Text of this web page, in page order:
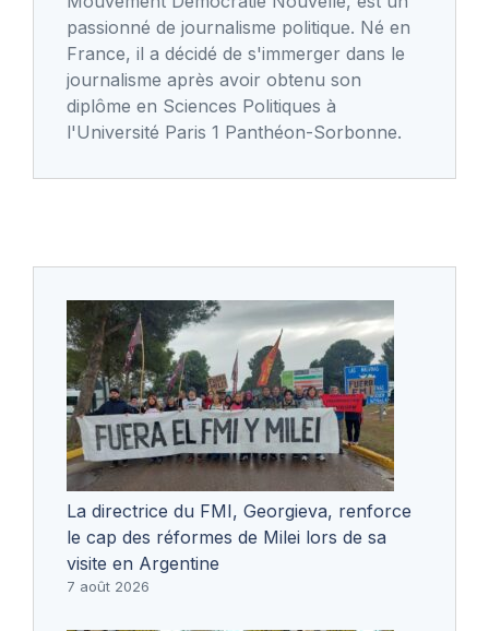
passionné de journalisme politique. Né en
France, il a décidé de s'immerger dans le
journalisme après avoir obtenu son
diplôme en Sciences Politiques à
l'Université Paris 1 Panthéon-Sorbonne.
La directrice du FMI, Georgieva, renforce
le cap des réformes de Milei lors de sa
visite en Argentine
7 août 2026